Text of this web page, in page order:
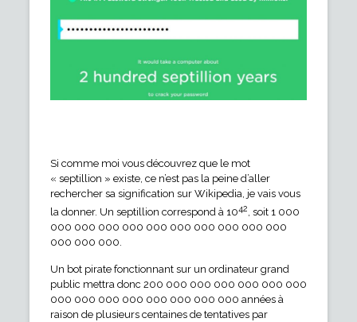
Si comme moi vous découvrez que le mot
« septillion » existe, ce n’est pas la peine d’aller
rechercher sa signification sur Wikipedia, je vais vous
la donner. Un septillion correspond à 1042 , soit 1 000
000 000 000 000 000 000 000 000 000 000
000 000 000.
Un bot pirate fonctionnant sur un ordinateur grand
public mettra donc 200 000 000 000 000 000 000
000 000 000 000 000 000 000 000 années à
raison de plusieurs centaines de tentatives par